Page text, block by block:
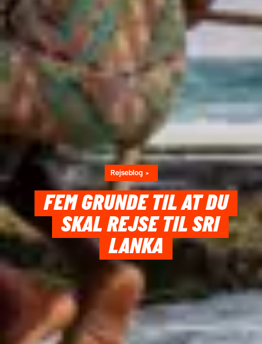
Rejseblog
FEM GRUNDE TIL AT DU
SKAL REJSE TIL SRI
LANKA